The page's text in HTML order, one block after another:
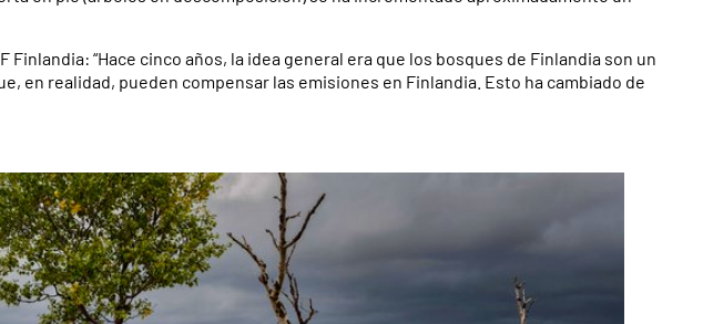
Finlandia: “Hace cinco años, la idea general era que los bosques de Finlandia son un
en realidad, pueden compensar las emisiones en Finlandia. Esto ha cambiado de